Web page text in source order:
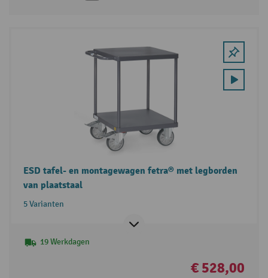
ESD tafel- en montagewagen fetra® met legborden
van plaatstaal
5 Varianten
19 Werkdagen
€ 528,00